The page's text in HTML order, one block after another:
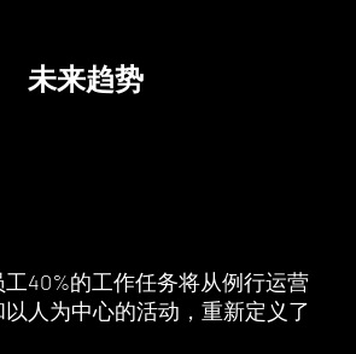
未来趋势
40%的工作任务将从例行运营
人为中心的活动，重新定义了